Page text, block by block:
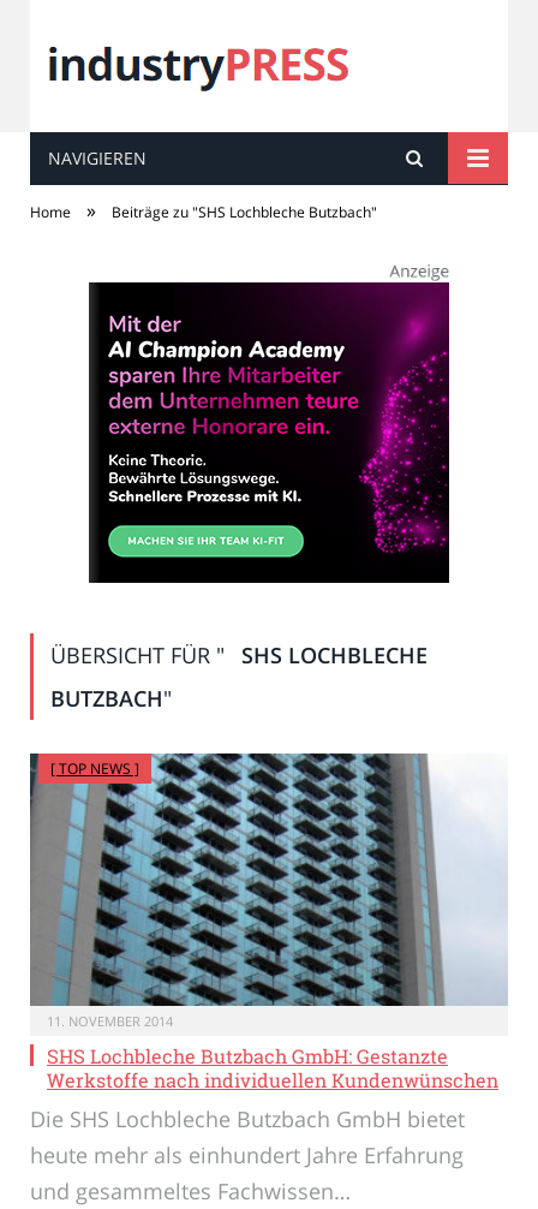
industryPRESS
NAVIGIEREN
Home » Beiträge zu "SHS Lochbleche Butzbach"
ÜBERSICHT FÜR "
SHS LOCHBLECHE
BUTZBACH"
[ TOP NEWS ]
11. NOVEMBER 2014
SHS Lochbleche Butzbach GmbH: Gestanzte
Werkstoffe nach individuellen Kundenwünschen
Die SHS Lochbleche Butzbach GmbH bietet
heute mehr als einhundert Jahre Erfahrung
und gesammeltes Fachwissen…